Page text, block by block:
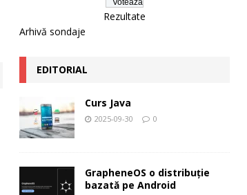
Rezultate
Arhivă sondaje
EDITORIAL
Curs Java
2025-09-30 0
GrapheneOS o distribuție
bazată pe Android